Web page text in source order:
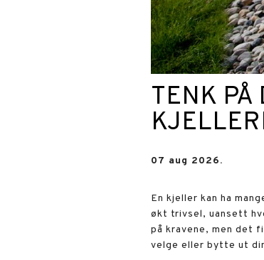
TENK PÅ
07 aug 2026.
En kjeller kan ha
økt trivsel, uansett
på kravene, men det
velge eller bytte ut